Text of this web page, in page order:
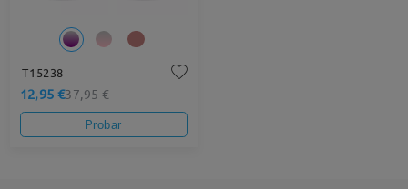
T15238
12,95 €37,95 €
Probar